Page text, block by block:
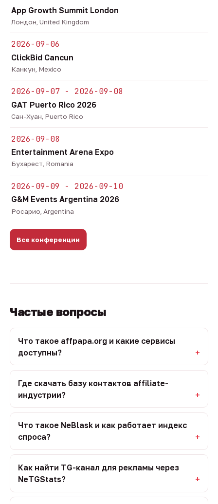
App Growth Summit London
Лондон, United Kingdom
2026-09-06
ClickBid Cancun
Канкун, Mexico
2026-09-07 - 2026-09-08
GAT Puerto Rico 2026
Сан-Хуан, Puerto Rico
2026-09-08
Entertainment Arena Expo
Бухарест, Romania
2026-09-09 - 2026-09-10
G&M Events Argentina 2026
Росарио, Argentina
Все конференции
Частые вопросы
Что такое affpapa.org и какие сервисы
доступны?
Где скачать базу контактов affiliate-
индустрии?
Что такое NeBlask и как работает индекс
спроса?
Как найти TG-канал для рекламы через
NeTGStats?